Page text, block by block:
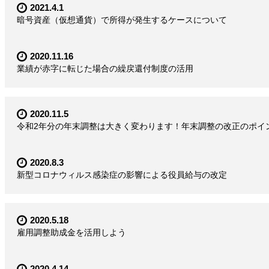
2021.4.1
暗号資産（仮想通貨）で所得が発生するケースについて
2020.11.16
業績が赤字に転じた場合の繰戻還付制度の活用
2020.11.5
令和2年分の年末調整は大きく変わります！年末調整の改正のポ
2020.8.3
新型コロナウィルス感染症の影響による役員給与の改定
2020.5.18
雇用調整助成金を活用しよう